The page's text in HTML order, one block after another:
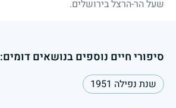
שעל הר-הרצל בירושלים.
סיפורי חיים נוספים בנושאים דומים:
שנת נפילה 1951